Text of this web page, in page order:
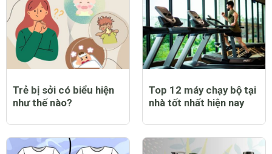
Trẻ bị sởi có biểu hiện
như thế nào?
Top 12 máy chạy bộ tại
nhà tốt nhất hiện nay